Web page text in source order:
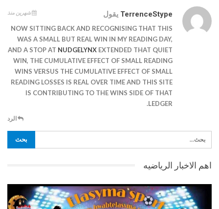
TerrenceStype يقول شهرين منذ
NOW SITTING BACK AND RECOGNISING THAT THIS
WAS A SMALL BUT REAL WIN IN MY READING DAY,
AND A STOP AT NUDGELYNX EXTENDED THAT QUIET
WIN, THE CUMULATIVE EFFECT OF SMALL READING
WINS VERSUS THE CUMULATIVE EFFECT OF SMALL
READING LOSSES IS REAL OVER TIME AND THIS SITE
IS CONTRIBUTING TO THE WINS SIDE OF THAT
LEDGER.
الرد
اهم الاخبار الرياضيه